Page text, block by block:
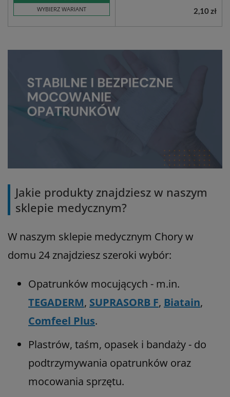
WYBIERZ WARIANT
2,10 zł
Jakie produkty znajdziesz w naszym
sklepie medycznym?
W naszym sklepie medycznym Chory w
domu 24 znajdziesz szeroki wybór:
Opatrunków mocujących - m.in.
TEGADERM, SUPRASORB F, Biatain,
Comfeel Plus.
Plastrów, taśm, opasek i bandaży - do
podtrzymywania opatrunków oraz
mocowania sprzętu.